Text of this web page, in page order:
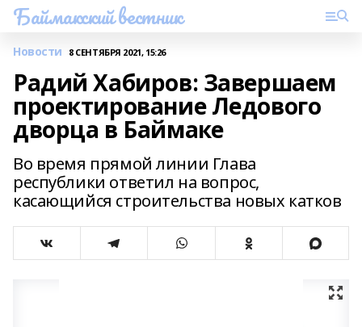
Баймакский вестник
Новости 8 СЕНТЯБРЯ 2021, 15:26
Радий Хабиров: Завершаем
проектирование Ледового
дворца в Баймаке
Во время прямой линии Глава
республики ответил на вопрос,
касающийся строительства новых катков